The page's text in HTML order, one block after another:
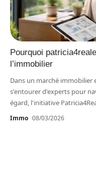
Pourquoi
l’immobilier
Dans un marché
s'entourer d'experts pour
égard, l'initiative
Immo 08/03/2026